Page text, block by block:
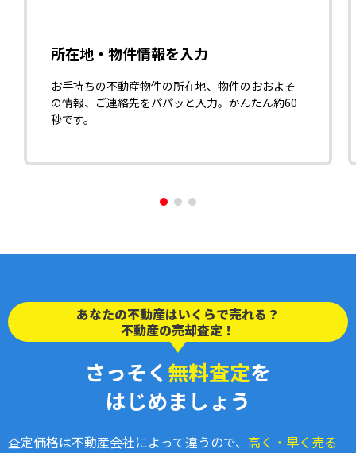
所在地・物件情報を入力
お手持ちの不動産物件の所在地、物件のおおよそ
の情報、ご連絡先をパパッと入力。かんたん約60
秒です。
あなたの不動産はいくらで売れる？
不動産の売却査定！
さっそく無料査定を
はじめましょう
査定価格は不動産会社によって違うので、 高く・早く売る